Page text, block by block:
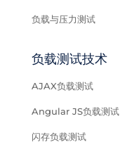
负载与压力测试
负载测试技术
AJAX负载测试
Angular JS负载测试
闪存负载测试